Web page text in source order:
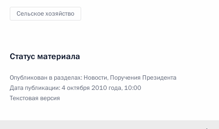
Сельское хозяйство
Статус материала
Опубликован в разделах: Новости, Поручения Президента
Дата публикации:4 октября 2010 года, 10:00
Текстовая версия